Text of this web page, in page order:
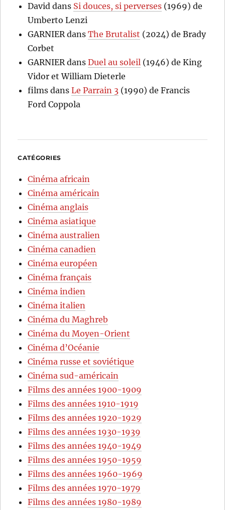
David dans Si douces, si perverses (1969) de
Umberto Lenzi
GARNIER dansThe Brutalist (2024) de Brady
Corbet
GARNIER dansDuel au soleil (1946) de King
Vidor et William Dieterle
films dansLe Parrain 3 (1990) de Francis
Ford Coppola
CATÉGORIES
Cinéma africain
Cinéma américain
Cinéma anglais
Cinéma asiatique
Cinéma australien
Cinéma canadien
Cinéma européen
Cinéma français
Cinéma indien
Cinéma italien
Cinéma du Maghreb
Cinéma du Moyen-Orient
Cinéma d’Océanie
Cinéma russe et soviétique
Cinéma sud-américain
Films des années 1900-1909
Films des années 1910-1919
Films des années 1920-1929
Films des années 1930-1939
Films des années 1940-1949
Films des années 1950-1959
Films des années 1960-1969
Films des années 1970-1979
Films des années 1980-1989